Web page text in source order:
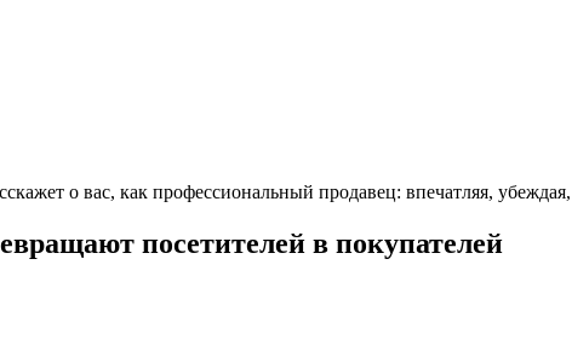
о вас, как профессиональный продавец: впечатляя,
посетителей в покупателей